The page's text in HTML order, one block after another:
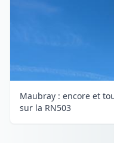
Maubray : encore et
sur la RN503